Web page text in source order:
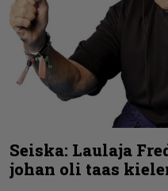
Seiska: Laulaja
johan oli taas